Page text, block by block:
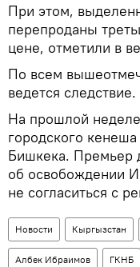
При этом,
перепроданы
цене, отметили в
По всем
ведется следствие.
На прошлой
городского кенеша
Бишкека. Премьер
об освобождении
не согласиться с
Новости Кыргызстан
Албек Ибраимов ГКНБ